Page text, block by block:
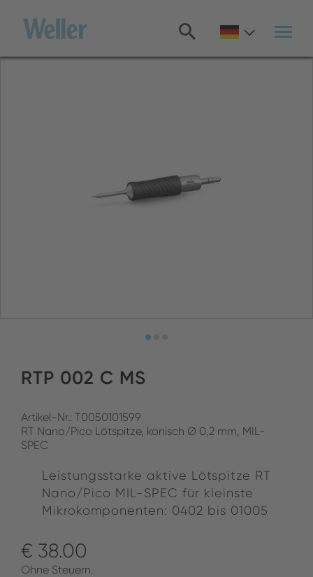
Hauptinhalt
RTP 002 C MS
Artikel-Nr.: T0050101599
RT Nano/Pico Lötspitze, konisch Ø 0,2 mm, MIL-
SPEC
Leistungsstarke aktive Lötspitze RT
Nano/Pico MIL-SPEC für kleinste
Mikrokomponenten: 0402 bis 01005
€ 38.00
Ohne Steuern.